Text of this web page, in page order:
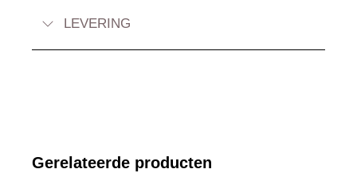
LEVERING
Gerelateerde producten